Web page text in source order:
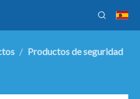
/ Productos de seguridad